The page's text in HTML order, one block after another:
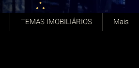
TEMAS IMOBILIÁRIOS Mais